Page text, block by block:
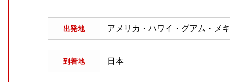
出発地
到着地